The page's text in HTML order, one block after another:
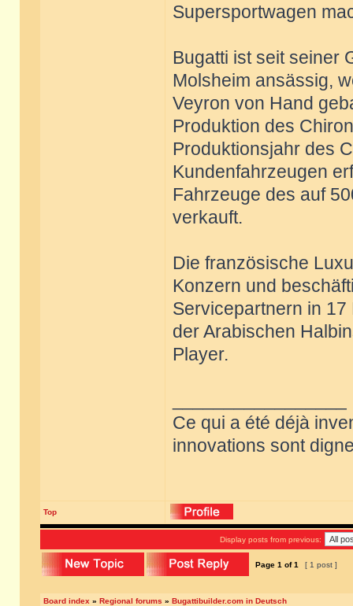
Supersportwagen
Bugatti ist seit seiner
Molsheim ansässig,
Veyron von Hand
Produktion des
Produktionsjahr des
Kundenfahrzeugen
Fahrzeuge des auf
verkauft.
Die französische
Konzern und
Servicepartnern in
der Arabischen
Player.
Ce qui a été déjà
innovations sont
Top
Display posts from previous:
Page 1 of1 [ 1 post ]
Board index » Regional forums » Bugattibuilder.com in Deutsch